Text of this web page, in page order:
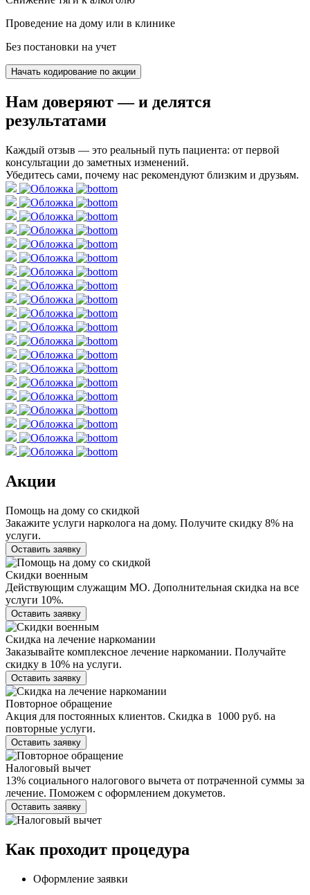
Проведение на дому или в клинике
Без постановки на учет
Начать кодирование по акции
Нам доверяют— и делятся
результатами
Каждый отзыв — это реальный путь пациента: от первой
консультации до заметных изменений.
Убедитесь сами, почему нас рекомендуют близким и друзьям.
Акции
Помощь на дому со скидкой
Закажите услуги нарколога на дому. Получите скидку 8% на
услуги.
Оставить заявку
Скидки военным
Действующим служащим МО. Дополнительная скидка на все
услуги 10%.
Оставить заявку
Скидка на лечение наркомании
Заказывайте комплексное лечение наркомании. Получайте
скидку в 10% на услуги.
Оставить заявку
Повторное обращение
Акция для постоянных клиентов. Скидка в 1000 руб. на
повторные услуги.
Оставить заявку
Налоговый вычет
13% социального налогового вычета от потраченной суммы за
лечение. Поможем с оформлением докуметов.
Оставить заявку
Как проходит процедура
Оформление заявки